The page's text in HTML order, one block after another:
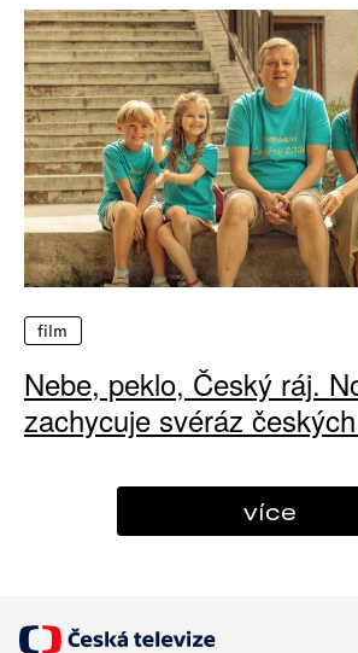
film
Nebe, peklo, Český ráj.
zachycuje svéráz
více